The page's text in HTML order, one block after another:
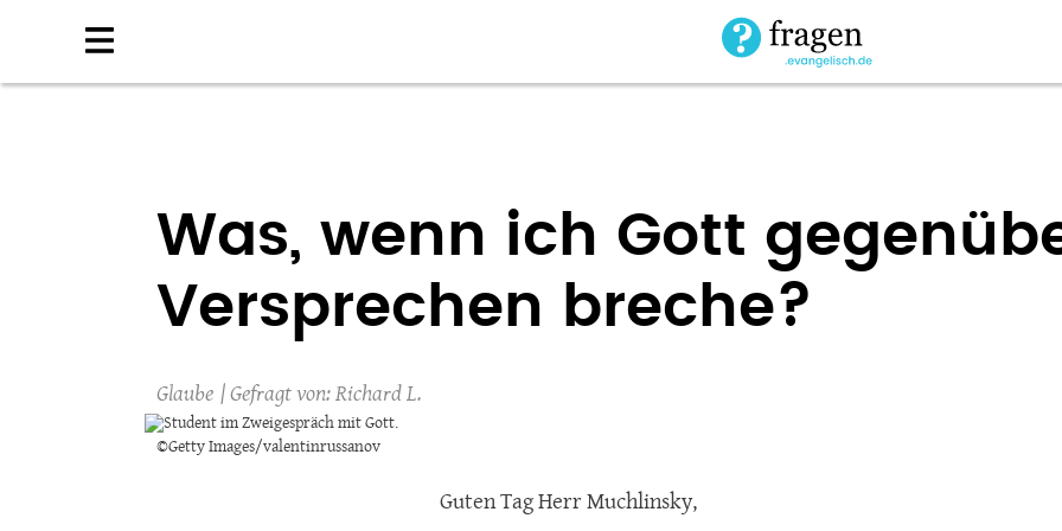
Was, wenn ich Gott
Versprechen breche?
Glaube Richard L.
©Getty Images/valentinrussanov
Guten Tag Herr Muchlinsky,